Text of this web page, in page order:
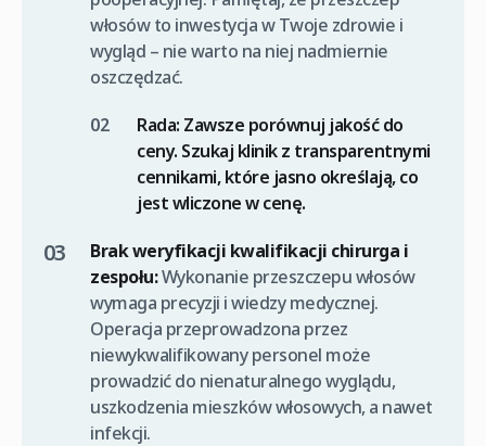
włosów to inwestycja w Twoje zdrowie i
wygląd – nie warto na niej nadmiernie
oszczędzać.
Rada: Zawsze porównuj jakość do
ceny. Szukaj klinik z transparentnymi
cennikami, które jasno określają, co
jest wliczone w cenę.
Brak weryfikacji kwalifikacji chirurga i
zespołu:Wykonanie przeszczepu włosów
wymaga precyzji i wiedzy medycznej.
Operacja przeprowadzona przez
niewykwalifikowany personel może
prowadzić do nienaturalnego wyglądu,
uszkodzenia mieszków włosowych, a nawet
infekcji.